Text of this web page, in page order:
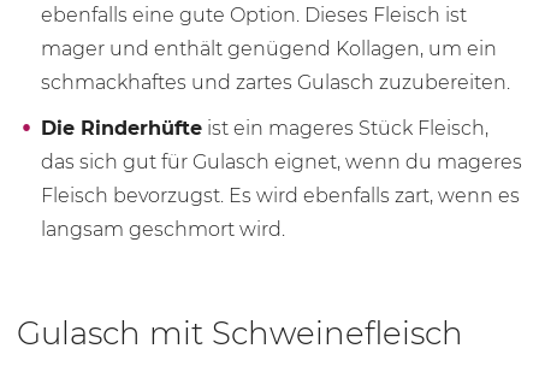
ebenfalls eine gute Option. Dieses Fleisch ist
mager und enthält genügend Kollagen, um ein
schmackhaftes und zartes Gulasch zuzubereiten.
Die Rinderhüfte ist ein mageres Stück Fleisch,
das sich gut für Gulasch eignet, wenn du mageres
Fleisch bevorzugst. Es wird ebenfalls zart, wenn es
langsam geschmort wird.
Gulasch mit Schweinefleisch